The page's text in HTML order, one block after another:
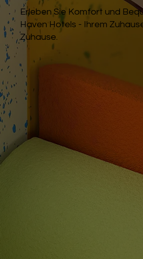
Erleben Sie Komfort und
Haven Hotels - Ihrem
Zuhause.